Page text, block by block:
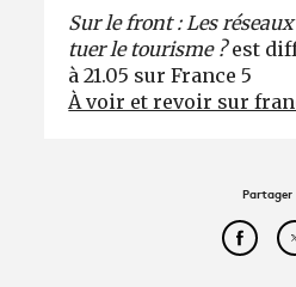
Sur le front : Les
tuer le tourisme ?est
à 21.05 sur France 5
À voir et revoir sur
Partager